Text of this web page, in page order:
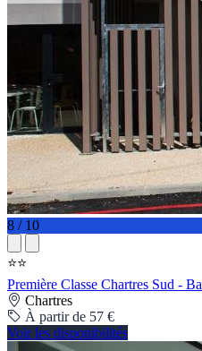
8 / 10
⭐⭐
Première Classe Chartres Sud -
Chartres
À partir de 57 €
Voir les disponibilités